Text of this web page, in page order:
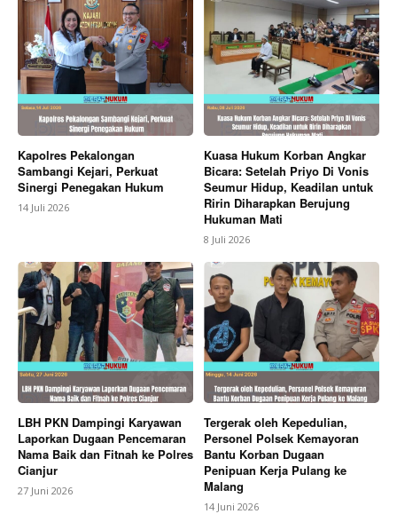
Kapolres Pekalongan
Sambangi Kejari, Perkuat
Sinergi Penegakan Hukum
14 Juli 2026
Kuasa Hukum Korban Angkar
Bicara: Setelah Priyo Di Vonis
Seumur Hidup, Keadilan untuk
Ririn Diharapkan Berujung
Hukuman Mati
8 Juli 2026
LBH PKN Dampingi Karyawan
Laporkan Dugaan Pencemaran
Nama Baik dan Fitnah ke Polres
Cianjur
27 Juni 2026
Tergerak oleh Kepedulian,
Personel Polsek Kemayoran
Bantu Korban Dugaan
Penipuan Kerja Pulang ke
Malang
14 Juni 2026